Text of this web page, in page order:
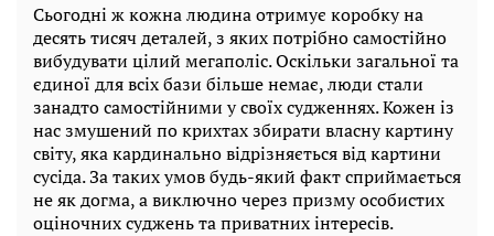
Сьогодні ж кожна людина отримує коробку на
десять тисяч деталей, з яких потрібно самостійно
вибудувати цілий мегаполіс. Оскільки загальної та
єдиної для всіх бази більше немає, люди стали
занадто самостійними у своїх судженнях. Кожен із
нас змушений по крихтах збирати власну картину
світу, яка кардинально відрізняється від картини
сусіда. За таких умов будь-який факт сприймається
не як догма, а виключно через призму особистих
оціночних суджень та приватних інтересів.